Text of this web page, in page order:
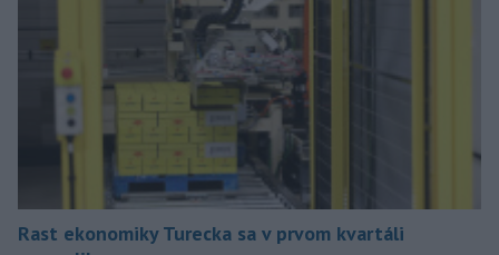
Rast ekonomiky Turecka sa v prvom kvartáli